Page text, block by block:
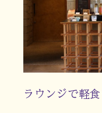
ラウンジで軽食